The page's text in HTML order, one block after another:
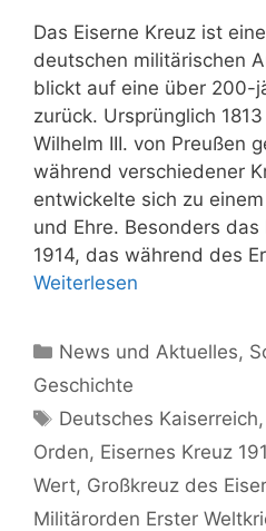
Das Eiserne Kreuz ist
deutschen militärischen
blickt auf eine über 200-
zurück. Ursprünglich
Wilhelm III. von Preußen
während verschiedener
entwickelte sich zu
und Ehre. Besonders das
1914, das während des
Weiterlesen
Kategorien
News und Aktuelles,
Geschichte
Schlagwörter
Deutsches Kaiserreich,
Orden, Eisernes Kreuz
Wert, Großkreuz des
Militärorden Erster